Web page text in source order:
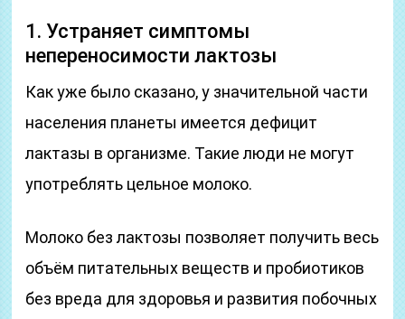
1. Устраняет симптомы
непереносимости лактозы
Как уже было сказано, у значительной части
населения планеты имеется дефицит
лактазы в организме. Такие люди не могут
употреблять цельное молоко.
Молоко без лактозы позволяет получить весь
объём питательных веществ и пробиотиков
без вреда для здоровья и развития побочных